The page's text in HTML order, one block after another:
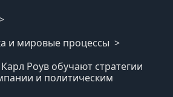
и мировые процессы
Роув обучают стратегии
и политическим